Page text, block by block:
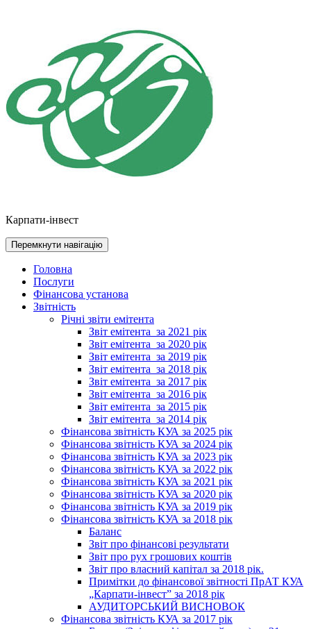
Карпати-інвест
Перемкнути навігацію
Головна
Послуги
Фінансова установа
Звітність
Річні звіти емітента
Звіт емітента_за 2021 рік
Звіт емітента_за 2020 рік
Звіт емітента_за 2019 рік
Звіт емітента_за 2018 рік
Звіт емітента_за 2017 рік
Звіт емітента_за 2016 рік
Звіт емітента_за 2015 рік
Звіт емітента_за 2014 рік
Фінансова звітність КУА за 2025 рік
Фінансова звітність КУА за 2024 рік
Фінансова звітність КУА за 2023 рік
Фінансова звітність КУА за 2022 рік
Фінансова звітність КУА за 2021 рік
Фінансова звітність КУА за 2020 рік
Фінансова звітність КУА за 2019 рік
Фінансова звітність КУА за 2018 рік
Баланс
Звіт про фінансові результати
Звіт про рух грошових коштів
Звіт про власний капітал за 2018 рік.
Примітки до фінансової звітності ПрАТ КУА
„Карпати-інвест” за 2018 рік
АУДИТОРСЬКИЙ ВИСНОВОК
Фінансова звітність КУА за 2017 рік